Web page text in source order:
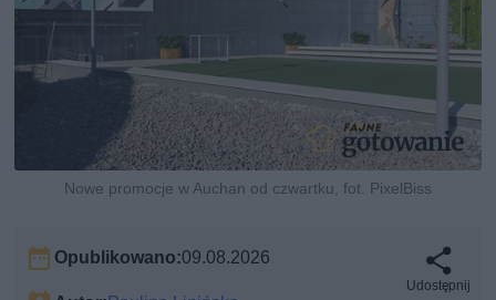
Nowe promocje w Auchan od czwartku, fot. PixelBiss
Opublikowano:09.08.2026
Udostępnij